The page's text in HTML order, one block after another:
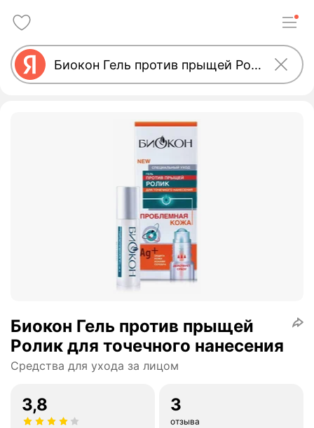
Биокон Гель против прыщей
Ролик для точечного нанесения
Средства для ухода за лицом
3,8 3
отзыва